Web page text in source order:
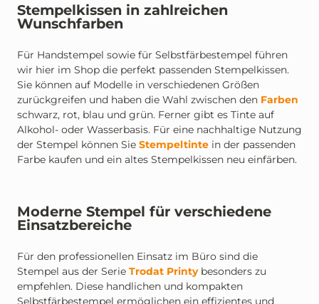
Stempelkissen in zahlreichen
Wunschfarben
Für Handstempel sowie für Selbstfärbestempel führen
wir hier im Shop die perfekt passenden Stempelkissen.
Sie können auf Modelle in verschiedenen Größen
zurückgreifen und haben die Wahl zwischen den Farben
schwarz, rot, blau und grün. Ferner gibt es Tinte auf
Alkohol- oder Wasserbasis. Für eine nachhaltige Nutzung
der Stempel können Sie Stempeltinte in der passenden
Farbe kaufen und ein altes Stempelkissen neu einfärben.
Moderne Stempel für verschiedene
Einsatzbereiche
Für den professionellen Einsatz im Büro sind die
Stempel aus der Serie Trodat Printybesonders zu
empfehlen. Diese handlichen und kompakten
Selbstfärbestempel ermöglichen ein effizientes und